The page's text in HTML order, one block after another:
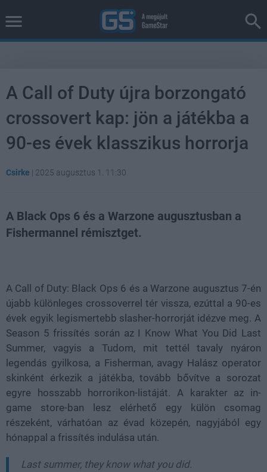
A Call of Duty újra borzongató
crossovert kap: jön a játékba a
90-es évek klasszikus horrorja
Csirke | 2025 augusztus 1. 11:30
A Black Ops 6 és a Warzone augusztusban a
Fishermannel rémisztget.
A Call of Duty: Black Ops 6 és a Warzone augusztus 7-én
újabb különleges crossoverrel tér vissza, ezúttal a 90-es
évek egyik legismertebb slasher-horrorját idézve meg. A
Season 5 frissítés során az I Know What You Did Last
Summer, vagyis a Tudom, mit tettél tavaly nyáron
legendás gyilkosa, a Fisherman, avagy Halász operator
skinként érkezik a játékba, tovább bővítve a sorozat
egyre hosszabb horrorikon-listáját. A karakter az in-
game store-ban lesz elérhető egy külön csomag
részeként, várhatóan az évad közepén, nagyjából egy
hónappal a frissítés indulása után.
Last summer, they know what you did.